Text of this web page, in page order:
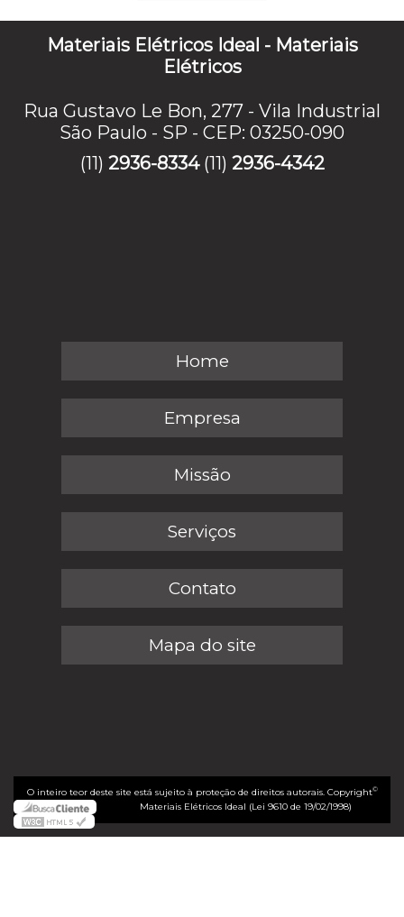
Materiais Elétricos Ideal - Materiais
Elétricos
Rua Gustavo Le Bon, 277 - Vila Industrial
São Paulo - SP - CEP: 03250-090
(11) 2936-8334 (11) 2936-4342
Home
Empresa
Missão
Serviços
Contato
Mapa do site
O inteiro teor deste site está sujeito à proteção de direitos autorais. Copyright©
Materiais Elétricos Ideal (Lei 9610 de 19/02/1998)